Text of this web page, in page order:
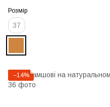
Розмір
37
−14%